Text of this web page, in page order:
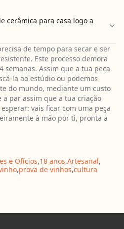
cerâmica para casa logo a
de tempo para secar e ser
Este processo demora
semanas. Assim que a tua peça
la ao estúdio ou podemos
do mundo, mediante um custo
par assim que a tua criação
vais ficar com uma peça
à mão por ti, pronta a
e Ofícios,18 anos,Artesanal,
,prova de vinhos,cultura